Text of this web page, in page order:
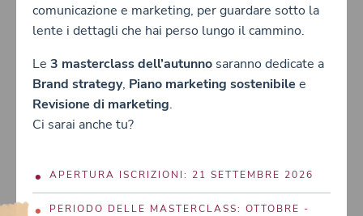
comunicazione e marketing, per guardare sotto la
lente i dettagli che hai perso lungo il cammino.
Le 3 masterclass dell’autunno saranno dedicate a
Brand strategy, Piano marketing sostenibile e
Revisione di marketing.
Ci sarai anche tu?
APERTURA ISCRIZIONI: 21 SETTEMBRE 2026
PERIODO DELLE MASTERCLASS: OTTOBRE -